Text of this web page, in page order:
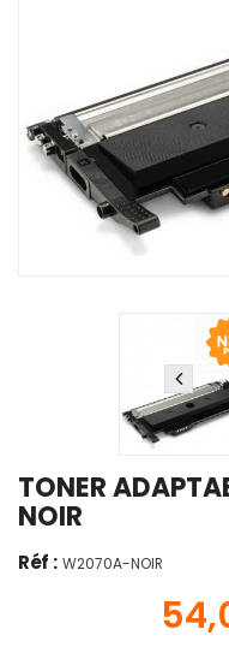
TONER
NOIR
Réf : W2070A-NOIR